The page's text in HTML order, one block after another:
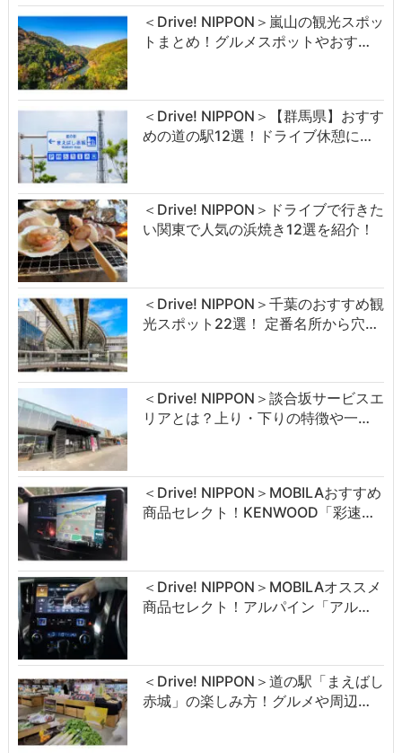
＜Drive! NIPPON＞嵐山の観光スポッ
トまとめ！グルメスポットやおす…
＜Drive! NIPPON＞【群馬県】おすす
めの道の駅12選！ドライブ休憩に…
＜Drive! NIPPON＞ドライブで行きた
い関東で人気の浜焼き12選を紹介！
＜Drive! NIPPON＞千葉のおすすめ観
光スポット22選！ 定番名所から穴…
＜Drive! NIPPON＞談合坂サービスエ
リアとは？上り・下りの特徴や一…
＜Drive! NIPPON＞MOBILAおすすめ
商品セレクト！KENWOOD「彩速…
＜Drive! NIPPON＞MOBILAオススメ
商品セレクト！アルパイン「アル…
＜Drive! NIPPON＞道の駅「まえばし
赤城」の楽しみ方！グルメや周辺…